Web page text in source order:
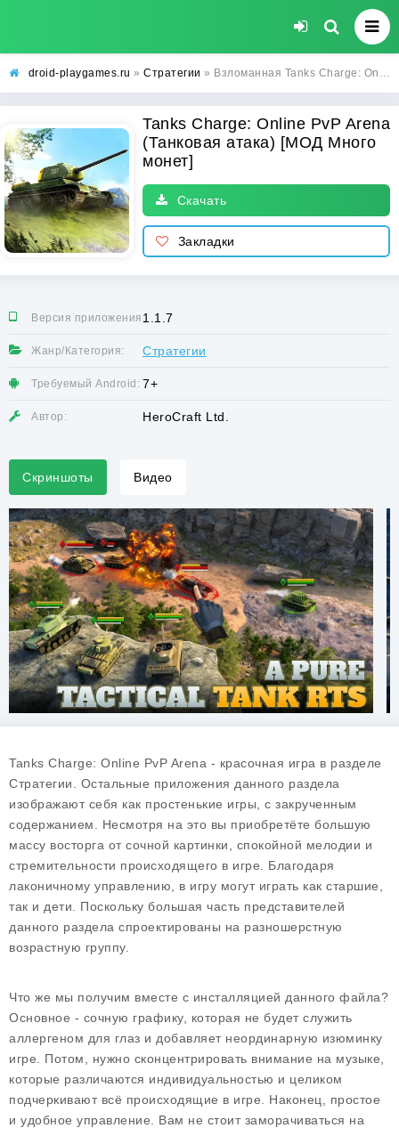
droid-playgames.ru » Стратегии » Взломанная Tanks Charge: Online PvP Arena (Танковая атака) [МОД Много монет] - последняя версия apk на Андроид
Tanks Charge: Online PvP Arena
(Танковая атака) [МОД Много
монет]
Скачать
Закладки
Версия приложения:1.1.7
Жанр/Категория: Стратегии
Требуемый Android: 7+
Автор: HeroCraft Ltd.
Скриншоты Видео
Tanks Charge: Online PvP Arena - красочная игра в разделе
Стратегии. Остальные приложения данного раздела
изображают себя как простенькие игры, с закрученным
содержанием. Несмотря на это вы приобретёте большую
массу восторга от сочной картинки, спокойной мелодии и
стремительности происходящего в игре. Благодаря
лаконичному управлению, в игру могут играть как старшие,
так и дети. Поскольку большая часть представителей
данного раздела спроектированы на разношерстную
возрастную группу.
Что же мы получим вместе с инсталляцией данного файла?
Основное - сочную графику, которая не будет служить
аллергеном для глаз и добавляет неординарную изюминку
игре. Потом, нужно сконцентрировать внимание на музыке,
которые различаются индивидуальностью и целиком
подчеркивают всё происходящие в игре. Наконец, простое
и удобное управление. Вам не стоит заморачиваться на